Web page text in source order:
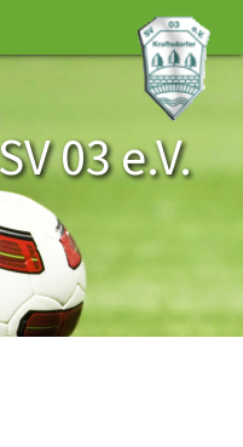
03 e.V.